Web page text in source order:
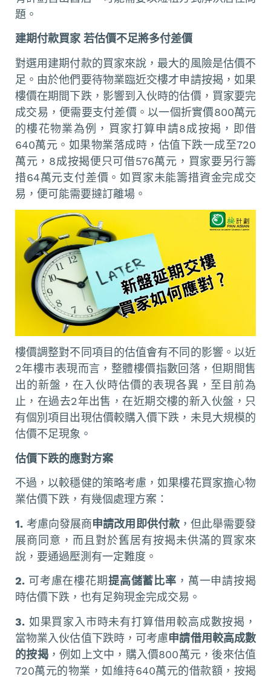
題。
建期付款買家 若估價不足將多付差價
對選用建期付款的買家來說，最大的風險是估價不
足。由於他們要待物業臨近交樓才申請按揭，如果
樓價在期間下跌，影響到入伙時的估價，買家要完
成交易，便需要支付差價。以一個折實價800萬元
的樓花物業為例，買家打算申請8成按揭，即借
640萬元。如果物業落成時，估值下跌一成至720
萬元，8成按揭便只可借576萬元，買家要另行籌
措64萬元支付差價。如買家未能籌措資金完成交
易，便可能需要撻訂離場。
樓價調整對不同項目的估值會有不同的影響。以近
2年樓市表現而言，整體樓價指數回落，但期間售
出的新盤，在入伙時估價的表現各異，至目前為
止，在過去2年出售，在近期交樓的新入伙盤，只
有個別項目出現估價較購入價下跌，未見大規模的
估價不足現象。
估價下跌的應對方案
不過，以較穩健的策略考慮，如果樓花買家擔心物
業估價下跌，有幾個處理方案：
1. 考慮向發展商申請改用即供付款，但此舉需要發
展商同意，而且對於舊居有按揭未供滿的買家來
說，要通過壓測有一定難度。
2. 可考慮在樓花期提高儲蓄比率 ，萬一申請按揭
時估價下跌，也有足夠現金完成交易。
3. 如果買家入市時未有打算借用較高成數按揭，
當物業入伙估值下跌時，可考慮申請借用較高成數
的按揭，例如上文中，購入價800萬元，後來估值
720萬元的物業，如維持640萬元的借款額，按揭